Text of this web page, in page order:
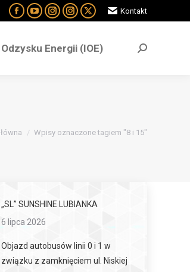
Kontakt
Energii (IOE)
Wpisy oznaczone tagiem "8 i 15"
„SL” SUNSHINE LUBIANKA
6 lipca 2026
Objazd autobusów linii 0 i 1 w
związku z zamknięciem ul. Niskiej